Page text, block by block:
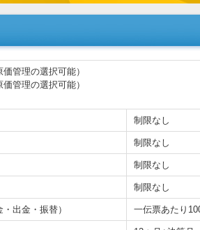
管理の選択可能）
管理の選択可能）
制限なし
制限なし
制限なし
制限なし
出金・振替） 一伝票あたり